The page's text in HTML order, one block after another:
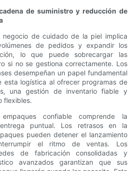
de suministro y reducción de
negocio de cuidado de la piel implica
de pedidos y expandir los
lo que puede sobrecargar las
si no se gestiona correctamente. Los
desempeñan un papel fundamental
esta logística al ofrecer programas de
una gestión de inventario fiable y
flexibles.
confiable comprende la
puntual. Los retrasos en la
pueden detener el lanzamiento
el ritmo de ventas. Los
de fabricación consolidadas y
avanzados garantizan que sus